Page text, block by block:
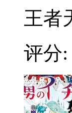
王者
评分: